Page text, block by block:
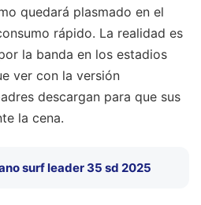
quedará plasmado en el
rápido. La realidad es
la banda en los estadios
ver con la versión
descargan para que sus
la cena.
surf leader 35 sd 2025